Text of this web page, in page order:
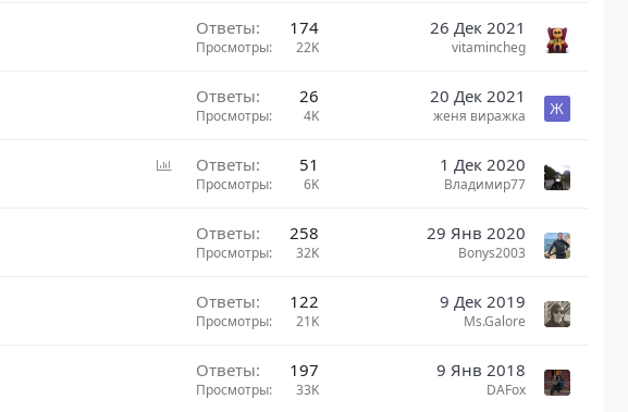
Ответы 174
Просмотры 22K
26 Дек 2021
vitamincheg
Ответы 26
Просмотры 4K
20 Дек 2021
женя виражка Ж
Ответы 51
Просмотры 6K
1 Дек 2020
Владимир77
Ответы 258
Просмотры 32K
29 Янв 2020
Bonys2003
Ответы 122
Просмотры 21K
9 Дек 2019
Ms.Galore
Ответы 197
Просмотры 33K
9 Янв 2018
DAFox